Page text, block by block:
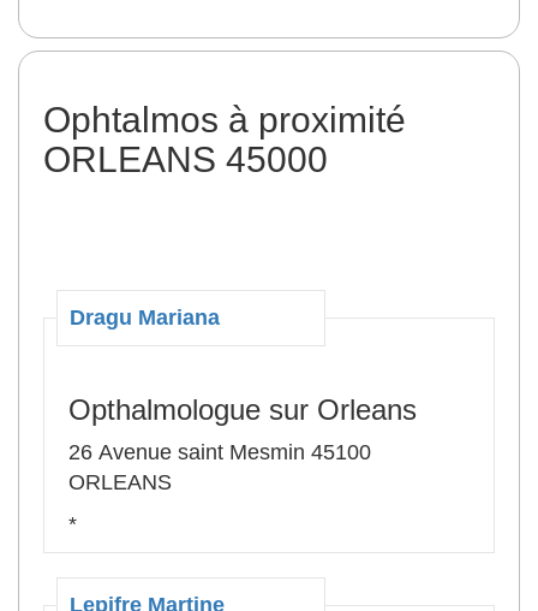
Ophtalmos à proximité
ORLEANS 45000
Dragu Mariana
Opthalmologue sur Orleans
26 Avenue saint Mesmin 45100
ORLEANS
*
Lepifre Martine